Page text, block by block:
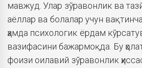
мавжуд. Улар зўравонлик ва
аёллар ва болалар учун
ҳамда психологик ёрдам
вазифасини бажармоқда. Бу
фоизи оилавий зўравонлик